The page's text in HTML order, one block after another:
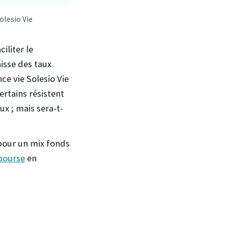
Vie
le
des taux
vie Solesio Vie
résistent
; mais sera-t-
un mix fonds
en